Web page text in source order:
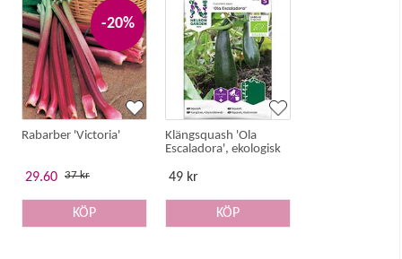
-20%
Rabarber 'Victoria'
29.60 37 kr
KÖP
Klängsquash 'Ola
Escaladora', ekologisk
49 kr
KÖP